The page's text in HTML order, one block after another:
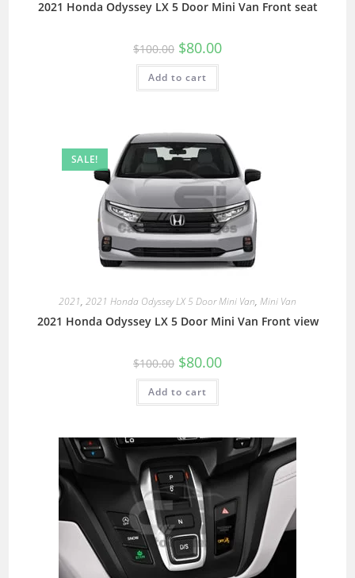
2021 Honda Odyssey LX 5 Door Mini Van Front seat
$100.00 $80.00
Add to cart
SALE!
2021, 2021 Honda Odyssey LX 5 Door Mini Van, Mini Van
2021 Honda Odyssey LX 5 Door Mini Van Front view
$100.00 $80.00
Add to cart